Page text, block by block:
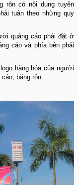
rôn có nội dung tuyên
tuân theo những quy
quảng cáo phải đặt ở
cáo và phía bên phải
hàng hóa của người
băng rôn.